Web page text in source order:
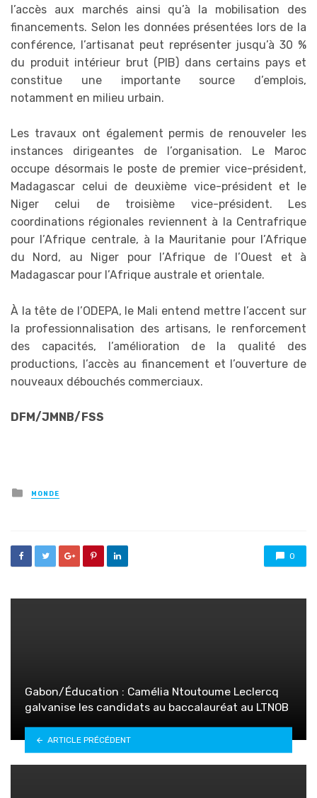
l’accès aux marchés ainsi qu’à la mobilisation des
financements. Selon les données présentées lors de la
conférence, l’artisanat peut représenter jusqu’à 30 %
du produit intérieur brut (PIB) dans certains pays et
constitue une importante source d’emplois,
notamment en milieu urbain.
Les travaux ont également permis de renouveler les
instances dirigeantes de l’organisation. Le Maroc
occupe désormais le poste de premier vice-président,
Madagascar celui de deuxième vice-président et le
Niger celui de troisième vice-président. Les
coordinations régionales reviennent à la Centrafrique
pour l’Afrique centrale, à la Mauritanie pour l’Afrique
du Nord, au Niger pour l’Afrique de l’Ouest et à
Madagascar pour l’Afrique australe et orientale.
À la tête de l’ODEPA, le Mali entend mettre l’accent sur
la professionnalisation des artisans, le renforcement
des capacités, l’amélioration de la qualité des
productions, l’accès au financement et l’ouverture de
nouveaux débouchés commerciaux.
DFM/JMNB/FSS
Posted
in
MONDE
0
Gabon/Éducation : Camélia Ntoutoume Leclercq
galvanise les candidats au baccalauréat au LTNOB
ARTICLE PRÉCÉDENT